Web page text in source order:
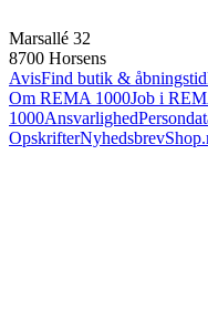
Marsallé 32
8700 Horsens
AvisFind butik & åbningstid
Om REMA 1000Job i
1000Ansvarlighed
OpskrifterNyhedsbrev